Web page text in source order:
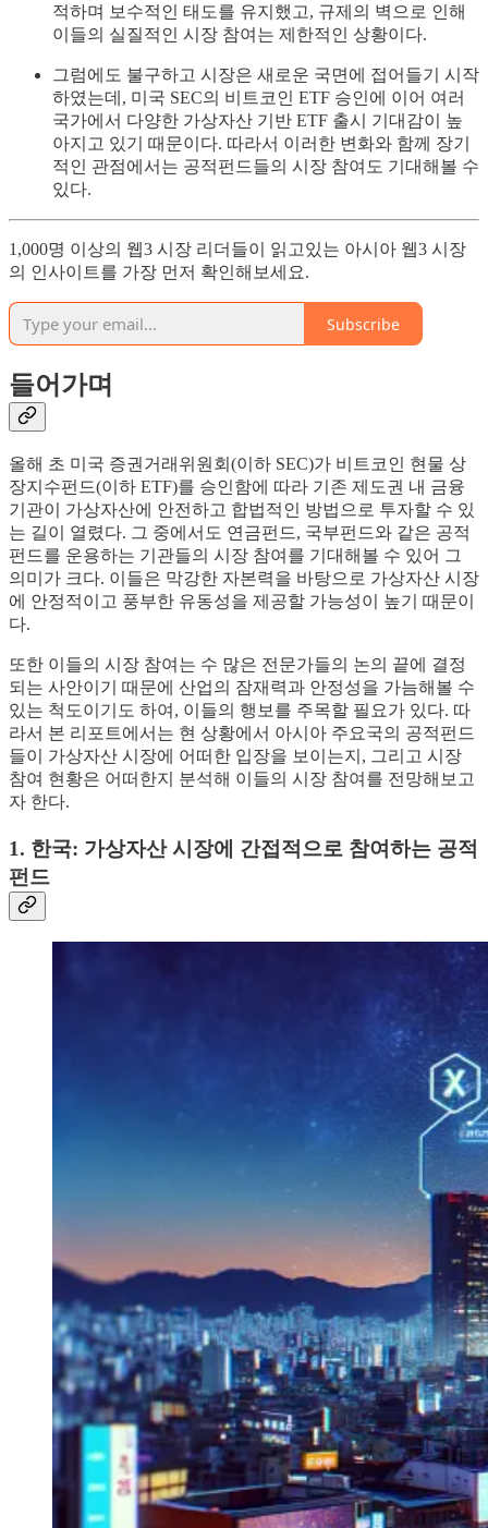
적하며 보수적인 태도를 유지했고, 규제의 벽으로 인해
이들의 실질적인 시장 참여는 제한적인 상황이다.
그럼에도 불구하고 시장은 새로운 국면에 접어들기 시작
하였는데, 미국 SEC의 비트코인 ETF 승인에 이어 여러
국가에서 다양한 가상자산 기반 ETF 출시 기대감이 높
아지고 있기 때문이다. 따라서 이러한 변화와 함께 장기
적인 관점에서는 공적펀드들의 시장 참여도 기대해볼 수
있다.
1,000명 이상의 웹3 시장 리더들이 읽고있는 아시아 웹3 시장
의 인사이트를 가장 먼저 확인해보세요.
Subscribe
들어가며
올해 초 미국 증권거래위원회(이하 SEC)가 비트코인 현물 상
장지수펀드(이하 ETF)를 승인함에 따라 기존 제도권 내 금융
기관이 가상자산에 안전하고 합법적인 방법으로 투자할 수 있
는 길이 열렸다. 그 중에서도 연금펀드, 국부펀드와 같은 공적
펀드를 운용하는 기관들의 시장 참여를 기대해볼 수 있어 그
의미가 크다. 이들은 막강한 자본력을 바탕으로 가상자산 시장
에 안정적이고 풍부한 유동성을 제공할 가능성이 높기 때문이
다.
또한 이들의 시장 참여는 수 많은 전문가들의 논의 끝에 결정
되는 사안이기 때문에 산업의 잠재력과 안정성을 가늠해볼 수
있는 척도이기도 하여, 이들의 행보를 주목할 필요가 있다. 따
라서 본 리포트에서는 현 상황에서 아시아 주요국의 공적펀드
들이 가상자산 시장에 어떠한 입장을 보이는지, 그리고 시장
참여 현황은 어떠한지 분석해 이들의 시장 참여를 전망해보고
자 한다.
1. 한국: 가상자산 시장에 간접적으로 참여하는 공적
펀드